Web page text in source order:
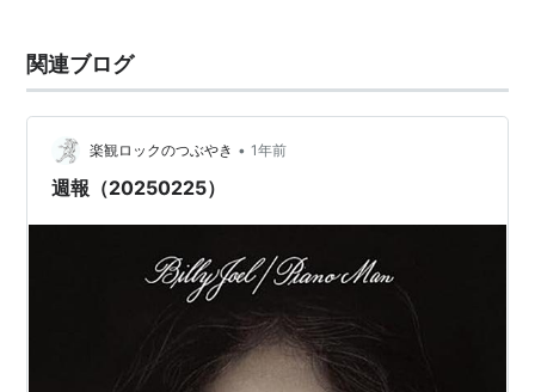
関連ブログ
楽観ロックのつぶやき • 1年前
週報（20250225）